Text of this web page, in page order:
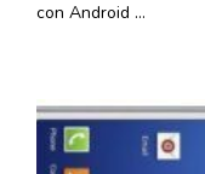
con Android …